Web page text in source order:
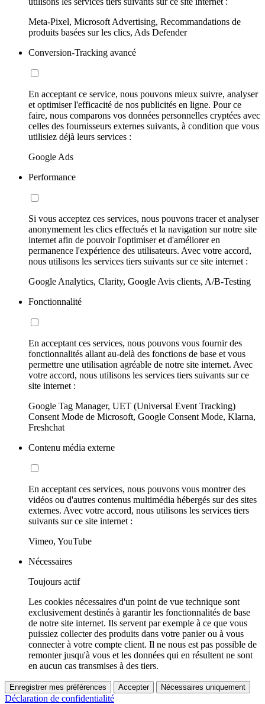
Meta-Pixel, Microsoft Advertising, Recommandations de
produits basées sur les clics, Ads Defender
Conversion-Tracking avancé
En acceptant ce service, nous pouvons mieux suivre, analyser
et optimiser l'efficacité de nos publicités en ligne. Pour ce
faire, nous comparons vos données personnelles cryptées avec
celles des fournisseurs externes suivants, à condition que vous
utilisiez déjà leurs services :
Google Ads
Performance
Si vous acceptez ces services, nous pouvons tracer et analyser
anonymement les clics effectués et la navigation sur notre site
internet afin de pouvoir l'optimiser et d'améliorer en
permanence l'expérience des utilisateurs. Avec votre accord,
nous utilisons les services tiers suivants sur ce site internet :
Google Analytics, Clarity, Google Avis clients, A/B-Testing
Fonctionnalité
En acceptant ces services, nous pouvons vous fournir des
fonctionnalités allant au-delà des fonctions de base et vous
permettre une utilisation agréable de notre site internet. Avec
votre accord, nous utilisons les services tiers suivants sur ce
site internet :
Google Tag Manager, UET (Universal Event Tracking)
Consent Mode de Microsoft, Google Consent Mode, Klarna,
Freshchat
Contenu média externe
En acceptant ces services, nous pouvons vous montrer des
vidéos ou d'autres contenus multimédia hébergés sur des sites
externes. Avec votre accord, nous utilisons les services tiers
suivants sur ce site internet :
Vimeo, YouTube
Nécessaires
Toujours actif
Les cookies nécessaires d'un point de vue technique sont
exclusivement destinés à garantir les fonctionnalités de base
de notre site internet. Ils servent par exemple à ce que vous
puissiez collecter des produits dans votre panier ou à vous
connecter à votre compte client. Il ne nous est pas possible de
remonter jusqu'à vous et les données qui en résultent ne sont
en aucun cas transmises à des tiers.
Enregistrer mes préférences Accepter Nécessaires uniquement
Déclaration de confidentialité